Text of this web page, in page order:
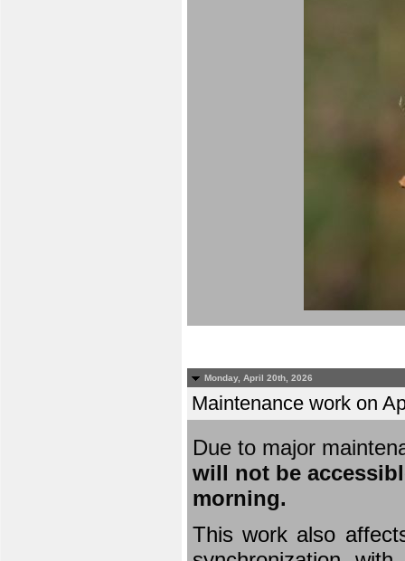
Monday, April 20th, 2026
Maintenance work on
Due to major
will not be
morning.
This work also